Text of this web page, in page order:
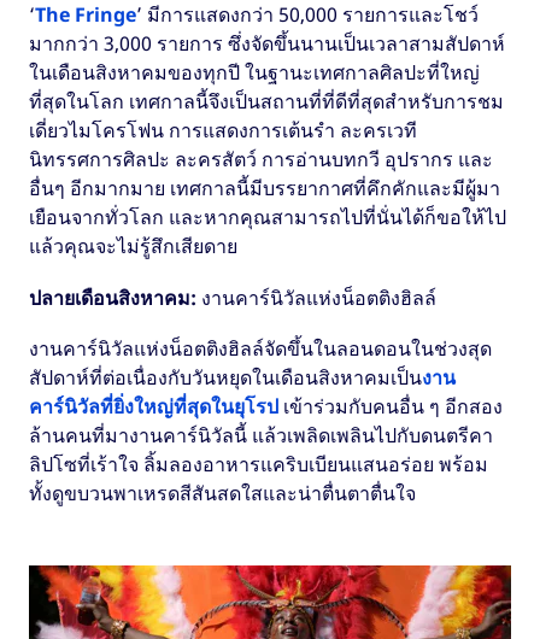
‘The Fringe’ มีการแสดงกว่า 50,000 รายการและโชว์
มากกว่า 3,000 รายการ ซึ่งจัดขึ้นนานเป็นเวลาสามสัปดาห์
ในเดือนสิงหาคมของทุกปี ในฐานะเทศกาลศิลปะที่ใหญ่
ที่สุดในโลก เทศกาลนี้จึงเป็นสถานที่ที่ดีที่สุดสำหรับการชม
เดี่ยวไมโครโฟน การแสดงการเต้นรำ ละครเวที
นิทรรศการศิลปะ ละครสัตว์ การอ่านบทกวี อุปรากร และ
อื่นๆ อีกมากมาย เทศกาลนี้มีบรรยากาศที่คึกคักและมีผู้มา
เยือนจากทั่วโลก และหากคุณสามารถไปที่นั่นได้ก็ขอให้ไป
แล้วคุณจะไม่รู้สึกเสียดาย
ปลายเดือนสิงหาคม: งานคาร์นิวัลแห่งน็อตติงฮิลล์
งานคาร์นิวัลแห่งน็อตติงฮิลล์จัดขึ้นในลอนดอนในช่วงสุด
สัปดาห์ที่ต่อเนื่องกับวันหยุดในเดือนสิงหาคมเป็นงาน
คาร์นิวัลที่ยิ่งใหญ่ที่สุดในยุโรป เข้าร่วมกับคนอื่น ๆ อีกสอง
ล้านคนที่มางานคาร์นิวัลนี้ แล้วเพลิดเพลินไปกับดนตรีคา
ลิปโซที่เร้าใจ ลิ้มลองอาหารแคริบเบียนแสนอร่อย พร้อม
ทั้งดูขบวนพาเหรดสีสันสดใสและน่าตื่นตาตื่นใจ